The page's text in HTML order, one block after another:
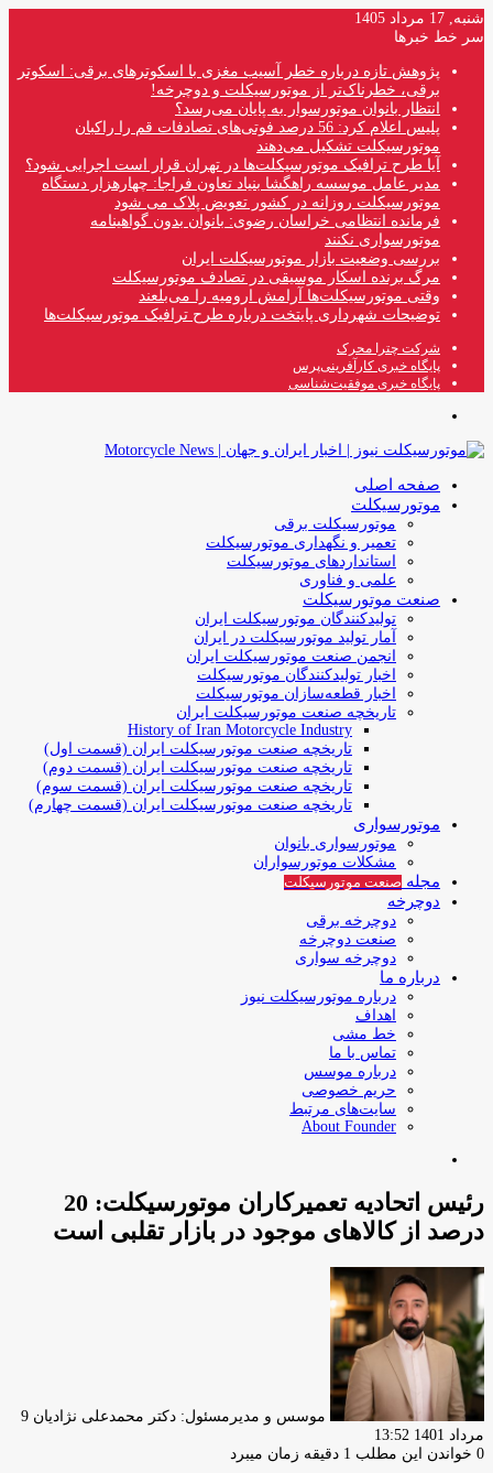
شنبه, 17 مرداد 1405
سر خط خبرها
پژوهش تازه درباره خطر آسیب مغزی با اسکوترهای برقی: اسکوتر
برقی، خطرناک‌تر از موتورسیکلت و دوچرخه!
انتظار بانوان موتورسوار به پایان می‌رسد؟
پلیس اعلام کرد: 56 درصد فوتی‌های تصادفات قم را راکبان
موتورسیکلت تشکیل می‌دهند
آیا طرح ترافیک موتورسیکلت‌ها در تهران قرار است اجرایی شود؟
مدیر عامل موسسه راهگشا بنیاد تعاون فراجا: چهارهزار دستگاه
موتورسیکلت روزانه در کشور تعویض پلاک می شود
فرمانده انتظامی خراسان رضوی: بانوان بدون گواهینامه
موتورسواری نکنند
بررسی وضعیت بازار موتورسیکلت ایران
مرگ برنده اسکار موسیقی در تصادف موتورسیکلت
وقتی موتورسیکلت‌ها آرامش ارومیه را می‌بلعند
توضیحات شهرداری پایتخت درباره طرح ترافیک موتورسیکلت‌ها
شرکت چترا محرک
پایگاه خبری کارآفرینی‌پرس
پایگاه خبری موفقیت‌شناسی
صفحه اصلی
موتورسیکلت
موتورسیکلت برقی
تعمیر و نگهداری موتورسیکلت
استانداردهای موتورسیکلت
علمی و فناوری
صنعت موتورسیکلت
تولیدکنندگان موتورسیکلت ایران
آمار تولید موتورسیکلت در ایران
انجمن صنعت موتورسیکلت ایران
اخبار تولیدکنندگان موتورسیکلت
اخبار قطعه‌سازان موتورسیکلت
تاریخچه صنعت موتورسیکلت ایران
History of Iran Motorcycle Industry
تاریخچه صنعت موتورسیکلت ایران (قسمت اول)
تاریخچه صنعت موتورسیکلت ایران (قسمت دوم)
تاریخچه صنعت موتورسیکلت ایران (قسمت سوم)
تاریخچه صنعت موتورسیکلت ایران (قسمت چهارم)
موتورسواری
موتورسواری بانوان
مشکلات موتورسواران
مجله صنعت موتورسیکلت
دوچرخه
دوچرخه برقی
صنعت دوچرخه
دوچرخه سواری
درباره ما
درباره موتورسیکلت نیوز
اهداف
خط مشی
تماس با ما
درباره موسس
حریم خصوصی
سایت‌های مرتبط
About Founder
درصد از کالاهای موجود در بازار تقلبی است
موسس و مدیرمسئول: دکتر محمدعلی نژادیان 9
مرداد 1401 13:52
0 خواندن این مطلب 1 دقیقه زمان میبرد